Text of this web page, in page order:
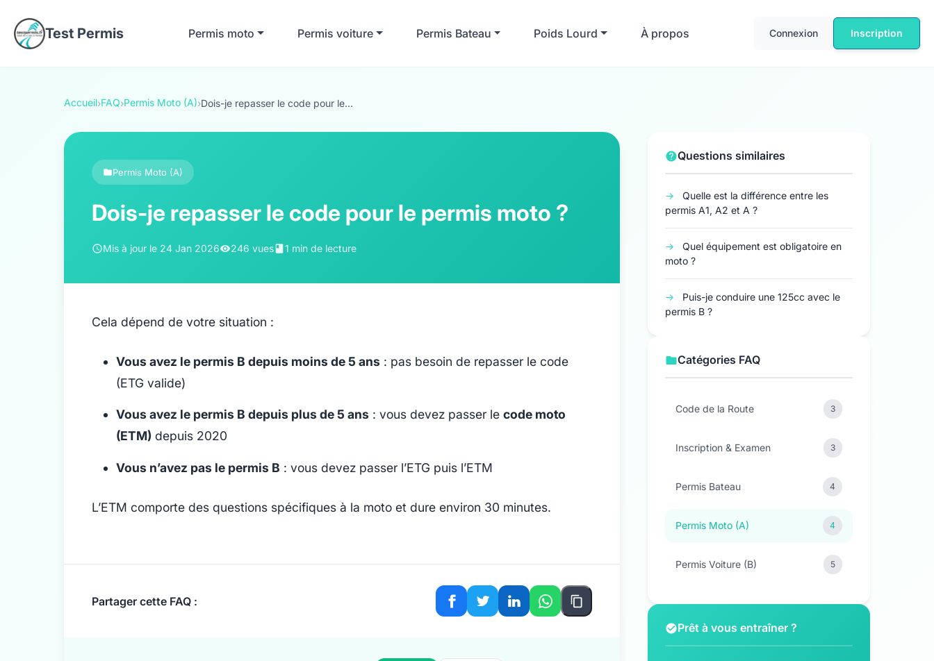
Test Permis Permis moto Permis voiture Permis Bateau Poids Lourd À propos Connexion Inscription
Accueil›FAQ›Permis Moto (A)›Dois-je repasser le code pour le...
Permis Moto (A)
Dois-je repasser le code pour le permis moto ?
Mis à jour le 24 Jan 2026 246 vues 1 min de lecture
Cela dépend de votre situation :
Vous avez le permis B depuis moins de 5 ans : pas besoin de repasser le code
(ETG valide)
Vous avez le permis B depuis plus de 5 ans : vous devez passer lecode moto
(ETM) depuis 2020
Vous n’avez pas le permis B : vous devez passer l’ETG puis l’ETM
L’ETM comporte des questions spécifiques à la moto et dure environ 30 minutes.
Partager cette FAQ :
Questions similaires
→
Quelle est la différence entre les
permis A1, A2 et A ?
→
Quel équipement est obligatoire en
moto ?
→
Puis-je conduire une 125cc avec le
permis B ?
Catégories FAQ
Code de la Route 3
Inscription & Examen 3
Permis Bateau 4
Permis Moto (A) 4
Permis Voiture (B) 5
Prêt à vous entraîner ?